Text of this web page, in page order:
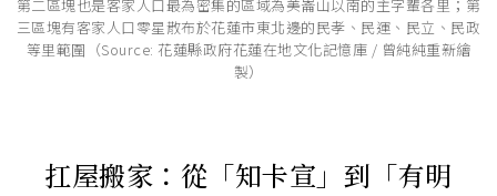
第二區塊也是客家人口最為密集的區域為美崙山以南的主字輩各里；第
三區塊有客家人口零星散布於花蓮市東北邊的民孝、民運、民立、民政
等里範圍（Source: 花蓮縣政府花蓮在地文化記憶庫 / 曾純純重新繪
製）
扛屋搬家：從「知卡宣」到「有明